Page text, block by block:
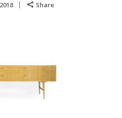
Share